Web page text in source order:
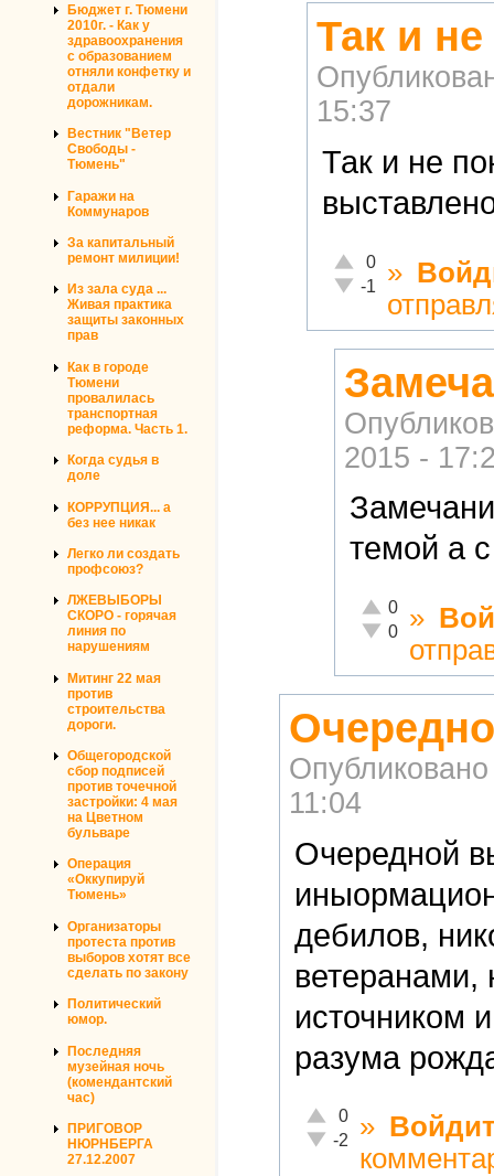
Бюджет г. Тюмени
2010г. - Как у
здравоохранения
с образованием
отняли конфетку и
отдали
дорожникам.
Вестник "Ветер
Свободы -
Тюмень"
Гаражи на
Коммунаров
За капитальный
ремонт милиции!
Из зала суда ...
Живая практика
защиты законных
прав
Как в городе
Тюмени
провалилась
транспортная
реформа. Часть 1.
Когда судья в
доле
КОРРУПЦИЯ... а
без нее никак
Легко ли создать
профсоюз?
ЛЖЕВЫБОРЫ
СКОРО - горячая
линия по
нарушениям
Митинг 22 мая
против
строительства
дороги.
Общегородской
сбор подписей
против точечной
застройки: 4 мая
на Цветном
бульваре
Операция
«Оккупируй
Тюмень»
Организаторы
протеста против
выборов хотят все
сделать по закону
Политический
юмор.
Последняя
музейная ночь
(комендантский
час)
ПРИГОВОР
НЮРНБЕРГА
27.12.2007
Так и
15:37
Так и не
Отлично!
0
Неадекватно!
-1 »
2015 -
темой а
Отлично!
0
Неадекватно!
0 »
11:04
Очередной
дебилов,
источником
разума
Отлично!
0
Неадекватно!
-2 »